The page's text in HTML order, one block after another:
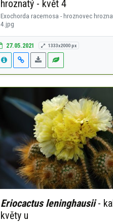
hroznatý - květ 4
Exochorda racemosa - hroznovec
4.jpg
27.05.2021 1333x2000 px
Eriocactus leninghausii-
květy u